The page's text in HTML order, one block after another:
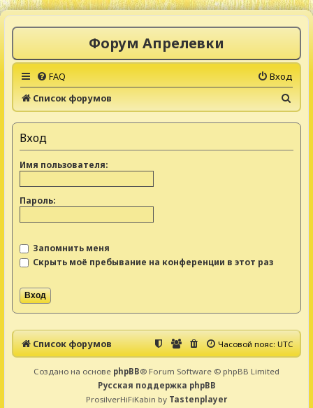
Форум Апрелевки
FAQ
Вход
Список форумов
о
с
Вход
Имя пользователя:
Пароль:
Запомнить меня
Скрыть моё пребывание на конференции в этот раз
Список форумов Часовой пояс:UTC
Создано на основе phpBB® Forum Software © phpBB Limited
Русская поддержка phpBB
ProsilverHiFiKabin by Tastenplayer